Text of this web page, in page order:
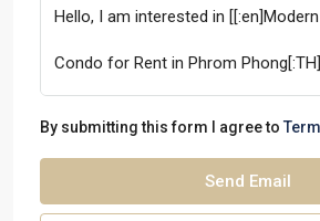
By submitting this form I agree to
Send Email